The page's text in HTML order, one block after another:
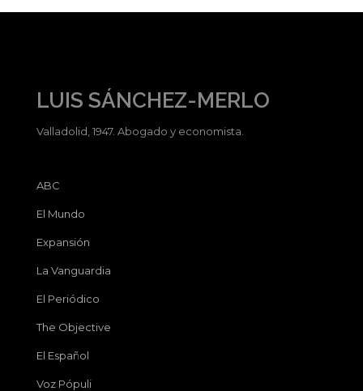
LUIS SÁNCHEZ-MERLO
Valladolid, 1947. Abogado y economista.
ABC
El Mundo
Expansión
La Vanguardia
El Periódico
The Objective
El Español
Voz Pópuli